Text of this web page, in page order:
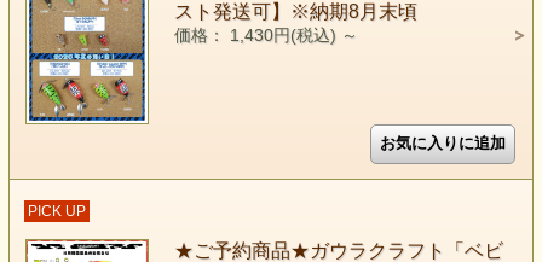
スト発送可】※納期8月末頃
価格： 1,430円(税込) ～
PICK UP
★ご予約商品★ガウラクラフト「ベビ